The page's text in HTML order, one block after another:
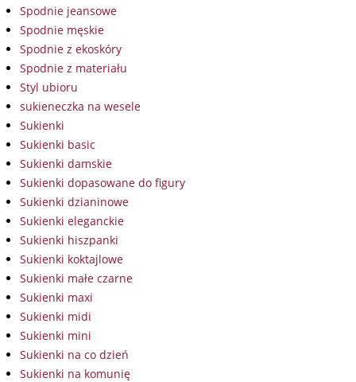
Spodnie jeansowe
Spodnie męskie
Spodnie z ekoskóry
Spodnie z materiału
Styl ubioru
sukieneczka na wesele
Sukienki
Sukienki basic
Sukienki damskie
Sukienki dopasowane do figury
Sukienki dzianinowe
Sukienki eleganckie
Sukienki hiszpanki
Sukienki koktajlowe
Sukienki małe czarne
Sukienki maxi
Sukienki midi
Sukienki mini
Sukienki na co dzień
Sukienki na komunię